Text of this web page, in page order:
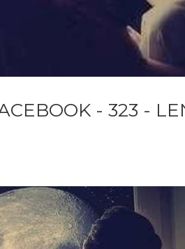
- 323 -